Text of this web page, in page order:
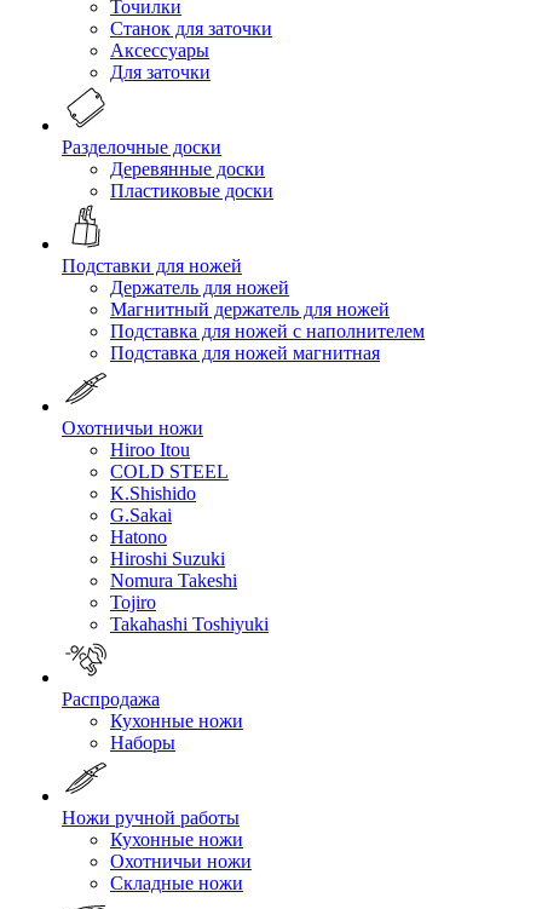
Точилки
Станок для заточки
Аксессуары
Для заточки
Разделочные доски
Деревянные доски
Пластиковые доски
Подставки для ножей
Держатель для ножей
Магнитный держатель для ножей
Подставка для ножей с наполнителем
Подставка для ножей магнитная
Охотничьи ножи
Hiroo Itou
COLD STEEL
K.Shishido
G.Sakai
Hatono
Hiroshi Suzuki
Nomura Takeshi
Tojiro
Takahashi Toshiyuki
Распродажа
Кухонные ножи
Наборы
Ножи ручной работы
Кухонные ножи
Охотничьи ножи
Складные ножи